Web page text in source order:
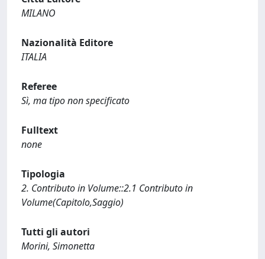
MILANO
Nazionalità Editore
ITALIA
Referee
Sì, ma tipo non specificato
Fulltext
none
Tipologia
2. Contributo in Volume::2.1 Contributo in
Volume(Capitolo,Saggio)
Tutti gli autori
Morini, Simonetta